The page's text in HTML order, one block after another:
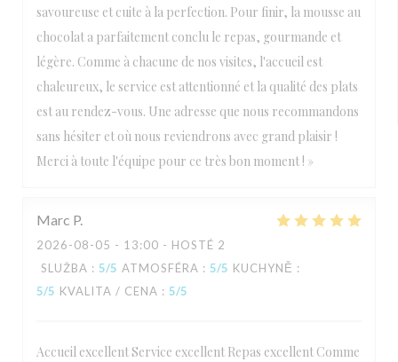
savoureuse et cuite à la perfection. Pour finir, la mousse au
chocolat a parfaitement conclu le repas, gourmande et
légère. Comme à chacune de nos visites, l'accueil est
chaleureux, le service est attentionné et la qualité des plats
est au rendez-vous. Une adresse que nous recommandons
sans hésiter et où nous reviendrons avec grand plaisir !
Merci à toute l'équipe pour ce très bon moment ! »
Marc P
2026-08-05 - 13:00 - HOSTÉ 2
SLUŽBA : 5/5 ATMOSFÉRA : 5/5 KUCHYNĚ :
5/5 KVALITA / CENA : 5/5
Accueil excellent Service excellent Repas excellent Comme